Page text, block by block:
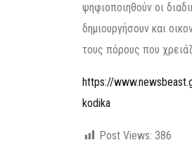
ψηφιοποιηθούν οι
δημιουργήσουν και
τους πόρους που
https://
kodika
Post Views: 386